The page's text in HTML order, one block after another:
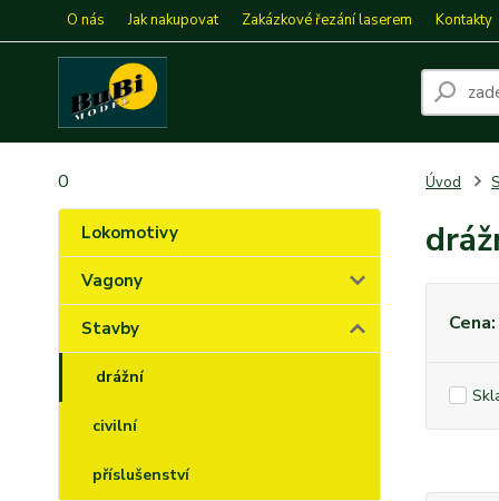
O nás Jak nakupovat Zakázkové řezání laserem Kontakty
0
Lokomotivy
Vagony
Stavby
drážní
civilní
příslušenství
Úvod
Cena: